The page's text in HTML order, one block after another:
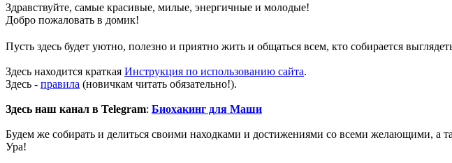
Здравствуйте, самые красивые, милые, энергичные и молодые!
Добро пожаловать в домик!
Пусть здесь будет уютно, полезно и приятно жить и общаться всем, кто собирается
Здесь находится краткая Инструкция по использованию сайта.
Здесь - правила (новичкам читать обязательно!).
Здесь наш канал в Telegram: Биохакинг для Маши
Будем же собирать и делиться своими находками и достижениями со всеми желающими, а
Ура!